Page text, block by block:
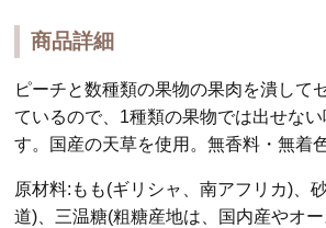
商品詳細
ピーチと数種類の果物の果肉を潰して
ているので、1種類の果物では出せない
す。国産の天草を使用。無香料・無着色
原材料:もも(ギリシャ、南アフリカ)、
道)、三温糖(粗糖産地は、国内産やオ